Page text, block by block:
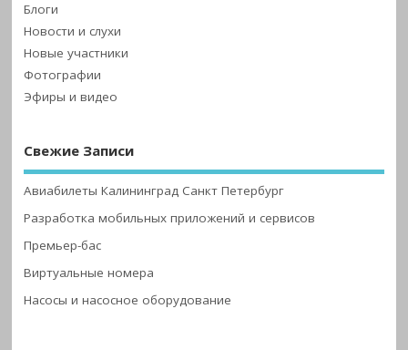
Блоги
Новости и слухи
Новые участники
Фотографии
Эфиры и видео
Свежие Записи
Авиабилеты Калининград Санкт Петербург
Разработка мобильных приложений и сервисов
Премьер-бас
Виртуальные номера
Насосы и насосное оборудование